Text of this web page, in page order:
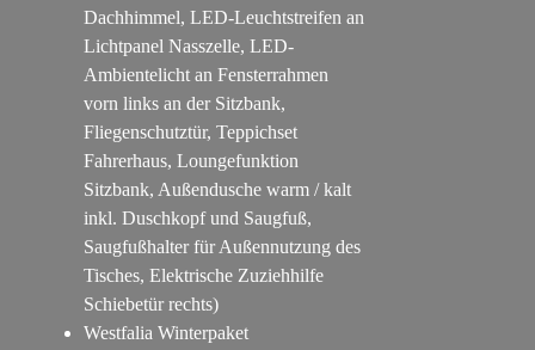
Dachhimmel, LED-Leuchtstreifen an
Lichtpanel Nasszelle, LED-
Ambientelicht an Fensterrahmen
vorn links an der Sitzbank,
Fliegenschutztür, Teppichset
Fahrerhaus, Loungefunktion
Sitzbank, Außendusche warm / kalt
inkl. Duschkopf und Saugfuß,
Saugfußhalter für Außennutzung des
Tisches, Elektrische Zuziehhilfe
Schiebetür rechts)
Westfalia Winterpaket